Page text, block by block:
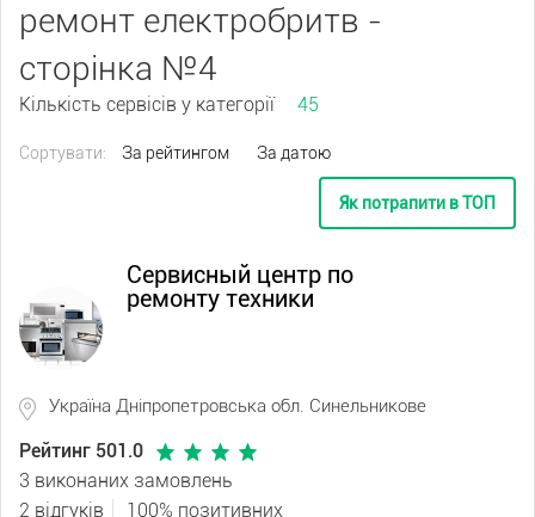
ремонт електробритв -
сторінка №4
Кількість сервісів у категорії 45
Сортувати: За рейтингом За датою
Як потрапити в ТОП
Сервисный центр по
ремонту техники
Україна Дніпропетровська обл. Синельникове
Рейтинг 501.0
3 виконаних замовлень
2 відгуків
100% позитивних